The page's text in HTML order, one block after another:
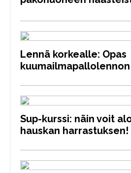
Lennä korkealle: Opas
Sup-kurssi: näin voit
hauskan harrastuksen!